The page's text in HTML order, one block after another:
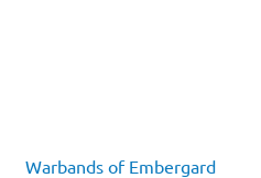
Warbands of Embergard